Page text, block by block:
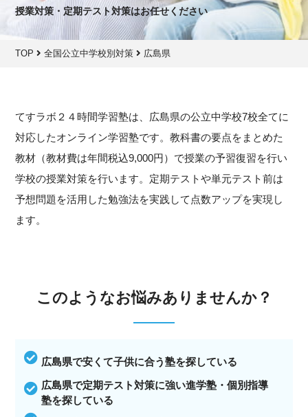
授業対策・定期テスト対策はお任せください
TOP 全国公立中学校別対策 広島県
てすラボ２４時間学習塾は、広島県の公立中学校7校全てに
対応したオンライン学習塾です。教科書の要点をまとめた
教材（教材費は年間税込9,000円）で授業の予習復習を行い
学校の授業対策を行います。定期テストや単元テスト前は
予想問題を活用した勉強法を実践して点数アップを実現し
ます。
このようなお悩みありませんか？
広島県で安くて子供に合う塾を探している
広島県で定期テスト対策に強い進学塾・個別指導
塾を探している